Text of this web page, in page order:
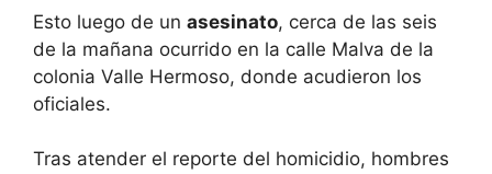
Esto luego de un asesinato, cerca de las seis
de la mañana ocurrido en la calle Malva de la
colonia Valle Hermoso, donde acudieron los
oficiales.
Tras atender el reporte del homicidio, hombres